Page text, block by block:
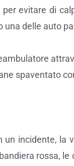
evitare di
una delle auto
spaventato
un incidente, la
rossa,